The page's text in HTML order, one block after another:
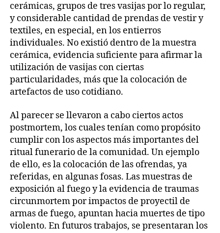
cerámicas, grupos de tres vasijas por lo regular,
y considerable cantidad de prendas de vestir y
textiles, en especial, en los entierros
individuales. No existió dentro de la muestra
cerámica, evidencia suficiente para afirmar la
utilización de vasijas con ciertas
particularidades, más que la colocación de
artefactos de uso cotidiano.
Al parecer se llevaron a cabo ciertos actos
postmortem, los cuales tenían como propósito
cumplir con los aspectos más importantes del
ritual funerario de la comunidad. Un ejemplo
de ello, es la colocación de las ofrendas, ya
referidas, en algunas fosas. Las muestras de
exposición al fuego y la evidencia de traumas
circunmortem por impactos de proyectil de
armas de fuego, apuntan hacia muertes de tipo
violento. En futuros trabajos, se presentaran los